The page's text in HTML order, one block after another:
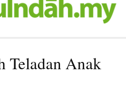
Teladan Anak